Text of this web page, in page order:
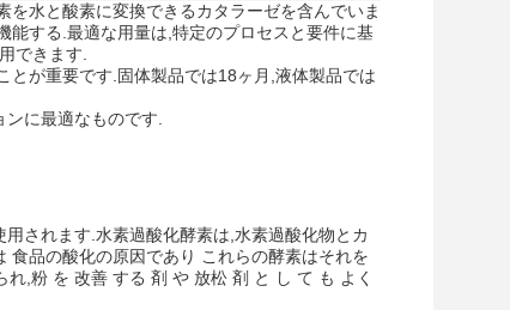
水と酸素に変換できるカタラーゼを含んでいま
能する.最適な用量は,特定のプロセスと要件に基
できます.
とが重要です.固体製品では18ヶ月,液体製品では
に最適なものです.
されます.水素過酸化酵素は,水素過酸化物とカ
食品の酸化の原因であり これらの酵素はそれを
,粉 を 改善 する 剤 や 放松 剤 と し て も よく